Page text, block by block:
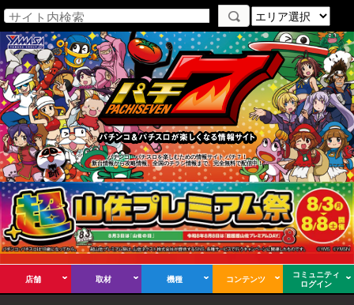
パチンコ・パチスロを楽しむための情報サイト パチ７！
新台情報から攻略情報、全国のチラシ情報まで、完全無料で配信中！
店舗 取材 機種 コンテンツ
コミュニティ
ログイン